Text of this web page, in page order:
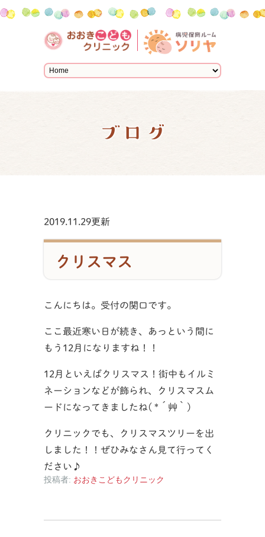
ブログ
2019.11.29更新
クリスマス
こんにちは。受付の関口です。
ここ最近寒い日が続き、あっという間に
もう12月になりますね！！
12月といえばクリスマス！街中もイルミ
ネーションなどが飾られ、クリスマスム
ードになってきましたね( *´艸｀)
クリニックでも、クリスマスツリーを出
しました！！ぜひみなさん見て行ってく
ださい♪
投稿者: おおきこどもクリニック